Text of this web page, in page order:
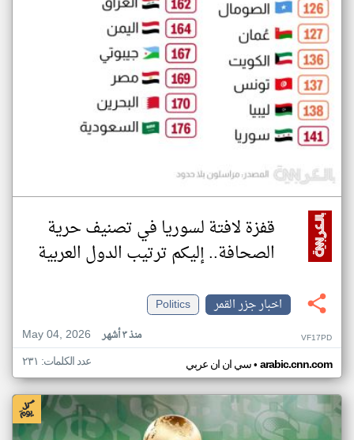
قفزة لافتة لسوريا في تصنيف حرية
الصحافة.. إليكم ترتيب الدول العربية
اخبار جزر القمر
Politics
May 04, 2026
منذ ٣ أشهر VF17PD
سي ان ان عربي• arabic.cnn.com عدد الكلمات: ٢٣١